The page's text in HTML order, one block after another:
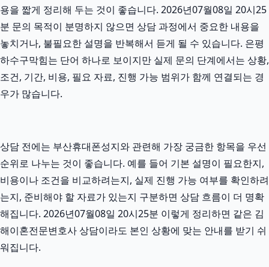
용을 짧게 정리해 두는 것이 좋습니다. 2026년07월08일 20시25
분 문의 목적이 분명하지 않으면 상담 과정에서 중요한 내용을
놓치거나, 불필요한 설명을 반복해서 듣게 될 수 있습니다. 은평
하수구막힘는 단어 하나로 보이지만 실제 문의 단계에서는 상황,
조건, 기간, 비용, 필요 자료, 진행 가능 범위가 함께 연결되는 경
우가 많습니다.
상담 전에는 부산휴대폰성지와 관련해 가장 궁금한 항목을 우선
순위로 나누는 것이 좋습니다. 예를 들어 기본 설명이 필요한지,
비용이나 조건을 비교하려는지, 실제 진행 가능 여부를 확인하려
는지, 준비해야 할 자료가 있는지 구분하면 상담 흐름이 더 명확
해집니다. 2026년07월08일 20시25분 이렇게 정리하면 같은 김
해이혼전문변호사 상담이라도 본인 상황에 맞는 안내를 받기 쉬
워집니다.